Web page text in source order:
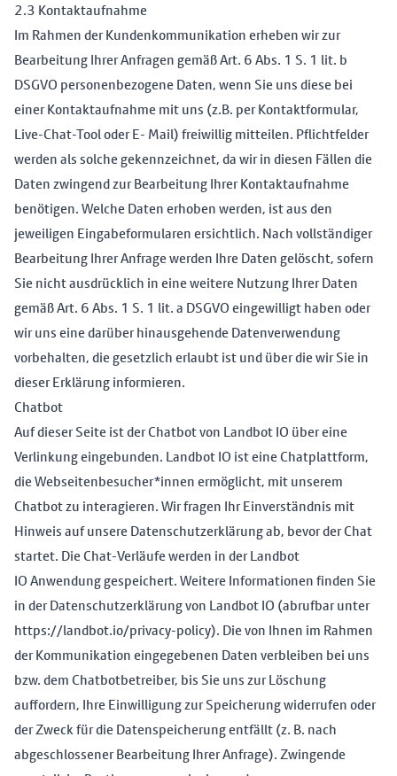
2.3 Kontaktaufnahme
Im Rahmen der Kundenkommunikation erheben wir zur
Bearbeitung Ihrer Anfragen gemäß Art. 6 Abs. 1 S. 1 lit. b
DSGVO personenbezogene Daten, wenn Sie uns diese bei
einer Kontaktaufnahme mit uns (z.B. per Kontaktformular,
Live-Chat-Tool oder E- Mail) freiwillig mitteilen. Pflichtfelder
werden als solche gekennzeichnet, da wir in diesen Fällen die
Daten zwingend zur Bearbeitung Ihrer Kontaktaufnahme
benötigen. Welche Daten erhoben werden, ist aus den
jeweiligen Eingabeformularen ersichtlich. Nach vollständiger
Bearbeitung Ihrer Anfrage werden Ihre Daten gelöscht, sofern
Sie nicht ausdrücklich in eine weitere Nutzung Ihrer Daten
gemäß Art. 6 Abs. 1 S. 1 lit. a DSGVO eingewilligt haben oder
wir uns eine darüber hinausgehende Datenverwendung
vorbehalten, die gesetzlich erlaubt ist und über die wir Sie in
dieser Erklärung informieren.
Chatbot
Auf dieser Seite ist der Chatbot von Landbot IO über eine
Verlinkung eingebunden. Landbot IO ist eine Chatplattform,
die Webseitenbesucher*innen ermöglicht, mit unserem
Chatbot zu interagieren. Wir fragen Ihr Einverständnis mit
Hinweis auf unsere Datenschutzerklärung ab, bevor der Chat
startet. Die Chat-Verläufe werden in der Landbot
IO Anwendung gespeichert. Weitere Informationen finden Sie
in der Datenschutzerklärung von Landbot IO (abrufbar unter
https://landbot.io/privacy-policy). Die von Ihnen im Rahmen
der Kommunikation eingegebenen Daten verbleiben bei uns
bzw. dem Chatbotbetreiber, bis Sie uns zur Löschung
auffordern, Ihre Einwilligung zur Speicherung widerrufen oder
der Zweck für die Datenspeicherung entfällt (z. B. nach
abgeschlossener Bearbeitung Ihrer Anfrage). Zwingende